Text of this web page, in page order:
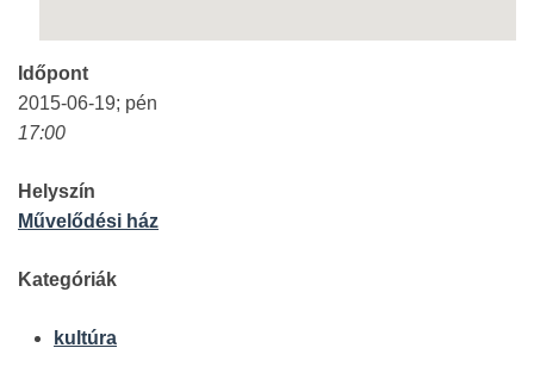
Időpont
2015-06-19; pén
17:00
Helyszín
Művelődési ház
Kategóriák
kultúra